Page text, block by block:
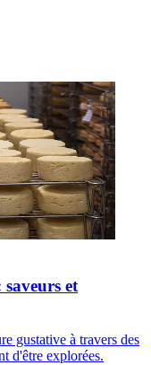
et
gustative à travers des
d'être explorées.